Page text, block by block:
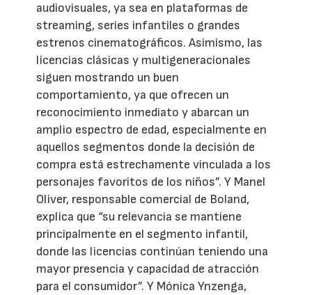
audiovisuales, ya sea en plataformas de
streaming, series infantiles o grandes
estrenos cinematográficos. Asimismo, las
licencias clásicas y multigeneracionales
siguen mostrando un buen
comportamiento, ya que ofrecen un
reconocimiento inmediato y abarcan un
amplio espectro de edad, especialmente en
aquellos segmentos donde la decisión de
compra está estrechamente vinculada a los
personajes favoritos de los niños”. Y Manel
Oliver, responsable comercial de Boland,
explica que “su relevancia se mantiene
principalmente en el segmento infantil,
donde las licencias continúan teniendo una
mayor presencia y capacidad de atracción
para el consumidor”. Y Mónica Ynzenga,